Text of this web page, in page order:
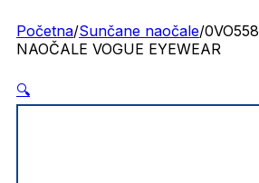
Početna/Sunčane naočale/
NAOČALE VOGUE EYEWEAR
🔍